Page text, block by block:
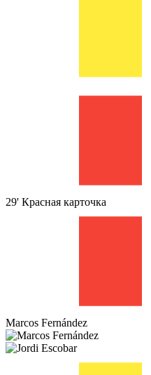
29' Красная карточка
Marcos Fernández